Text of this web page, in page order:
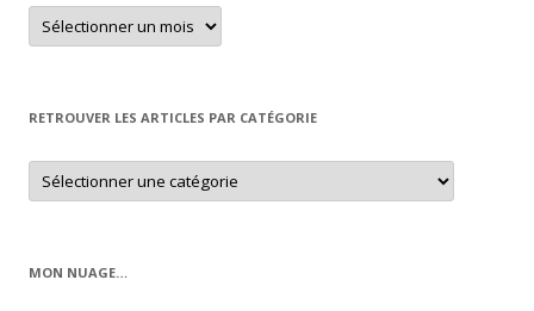
Retrouver
un
article
RETROUVER LES ARTICLES PAR CATÉGORIE
Retrouver
les
articles
MON NUAGE…